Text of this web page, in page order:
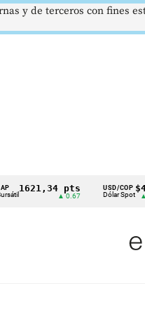
pts USD/COP
Dólar Spot
$4178
▲ 0.42
y de terceros con fines